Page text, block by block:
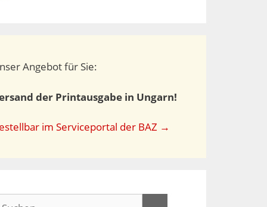
Angebot für Sie:
der Printausgabe in Ungarn!
im Serviceportal der BAZ →